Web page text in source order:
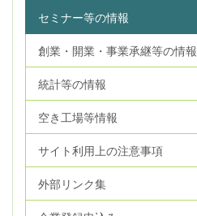
セミナー等の情報
創業・開業・事業承継等の情報
統計等の情報
空き工場等情報
サイト利用上の注意事項
外部リンク集